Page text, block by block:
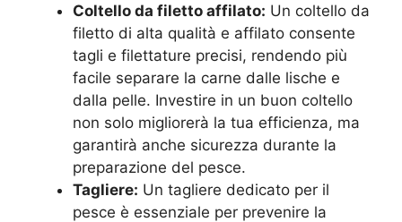
Coltello da filetto affilato: Un coltello da
filetto di alta qualità e affilato consente
tagli e filettature precisi, rendendo più
facile separare la carne dalle lische e
dalla pelle. Investire in un buon coltello
non solo migliorerà la tua efficienza, ma
garantirà anche sicurezza durante la
preparazione del pesce.
Tagliere: Un tagliere dedicato per il
pesce è essenziale per prevenire la